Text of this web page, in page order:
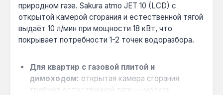
природном газе. Sakura atmo JET 10 (LCD) с
открытой камерой сгорания и естественной тягой
выдаёт 10 л/мин при мощности 18 кВт, что
покрывает потребности 1-2 точек водоразбора.
Для квартир с газовой плитой и
димоходом: открытая камера сгорания
требует естественной тяги — модель